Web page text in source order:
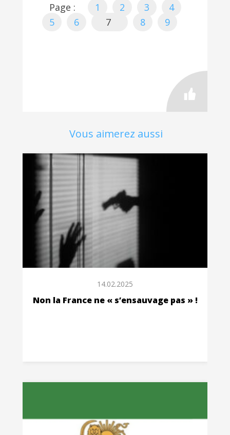
Page : 1 2 3
4
5
6 7 8 9
Vous aimerez aussi
14.02.2025
Non la France ne « s’ensauvage pas » !